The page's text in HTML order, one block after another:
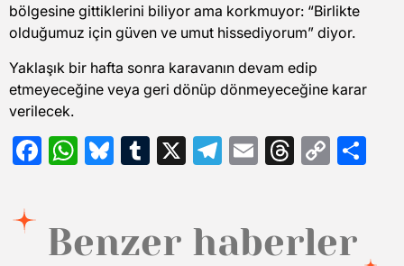
bölgesine gittiklerini biliyor ama korkmuyor: “Birlikte
olduğumuz için güven ve umut hissediyorum” diyor.
Yaklaşık bir hafta sonra karavanın devam edip
etmeyeceğine veya geri dönüp dönmeyeceğine karar
verilecek.
Facebook
WhatsApp
Bluesky
Tumblr
X Telegram
EmailThreads
Copy
Benzer haberler